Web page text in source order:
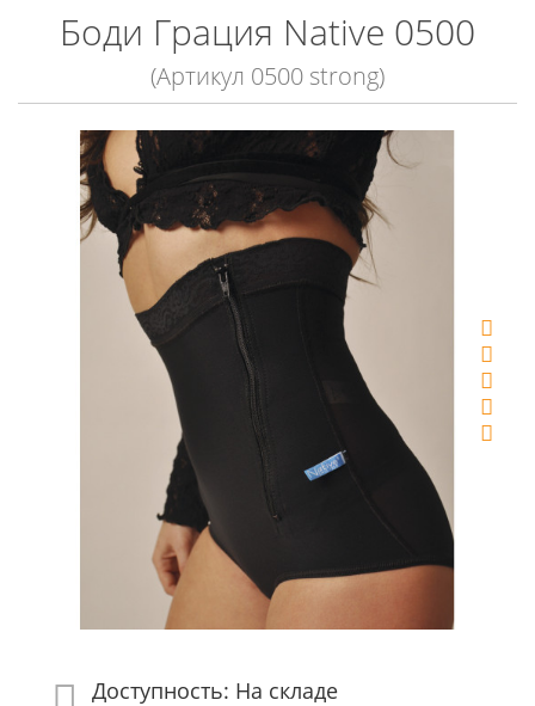
Боди Грация Native 0500
(Артикул 0500 strong)
Доступность: На складе